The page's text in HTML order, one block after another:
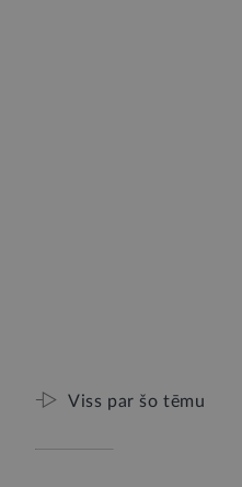
Viss par šo tēmu